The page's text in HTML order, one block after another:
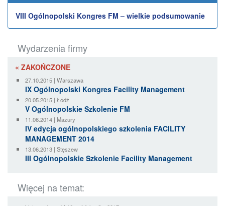
VIII Ogólnopolski Kongres FM – wielkie podsumowanie
Wydarzenia firmy
« ZAKOŃCZONE
27.10.2015 | Warszawa
IX Ogólnopolski Kongres Facility Management
20.05.2015 | Łódź
V Ogólnopolskie Szkolenie FM
11.06.2014 | Mazury
IV edycja ogólnopolskiego szkolenia FACILITY
MANAGEMENT 2014
13.06.2013 | Stęszew
III Ogólnopolskie Szkolenie Facility Management
Więcej na temat: